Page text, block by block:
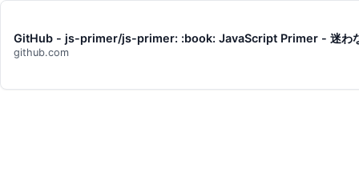
GitHub - js-primer/js-primer: :book: JavaScript Primer - 迷わ
github.com